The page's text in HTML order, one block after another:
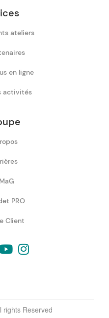
ateliers
en ligne
activités
PRO
Client
rights Reserved